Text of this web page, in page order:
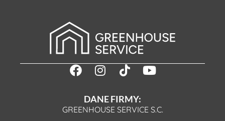
DANE FIRMY:
GREENHOUSE SERVICE S.C.